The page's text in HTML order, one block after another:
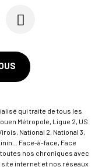
qui traite de tous les
Métropole, Ligue 2, US
National 2, National 3,
Face-à-face, Face
nos chroniques avec
internet et nos réseaux